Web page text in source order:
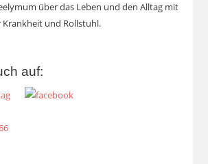
über das Leben und den Alltag mit
Krankheit und Rollstuhl.
auf: